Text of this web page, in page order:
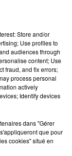
Store and/or
Use profiles to
audiences through
content; Use
fraud, and fix errors;
process personal
actively
Identify devices
dans "Gérer
que pour
cookies" situé en